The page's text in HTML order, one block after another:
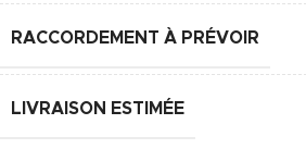
RACCORDEMENT À PRÉVOIR
LIVRAISON ESTIMÉE